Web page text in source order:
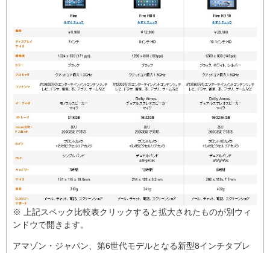
※ 上記スペック比較表クリックすると拡大されたものが別ウィ
ンドウで開きます。
アマゾン・ジャパン、第6世代モデルとなる新型8インチタブレ